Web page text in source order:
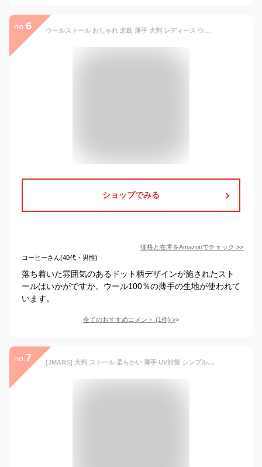
no. 6 ウールストール おしゃれ 北欧 薄手 大判 レディース ウール100% 水玉 ナチュラル ドット グレー c_woolstole_106
ショップでみる
価格と在庫をAmazonでチェック >>
コーヒーさん(40代・男性)
落ち着いた雰囲気のあるドット柄デザインが施されたスト
ールはいかがですか。ウール100％の薄手の生地が使われて
います。
全てのおすすめコメント (1件) >
no. 7 [JMARS] 大判 ストール 柔らかい 薄手 UV対策 シンプルな無地 冷え 日焼け対策 春/夏/秋/冬 (ミルキーブラウン)